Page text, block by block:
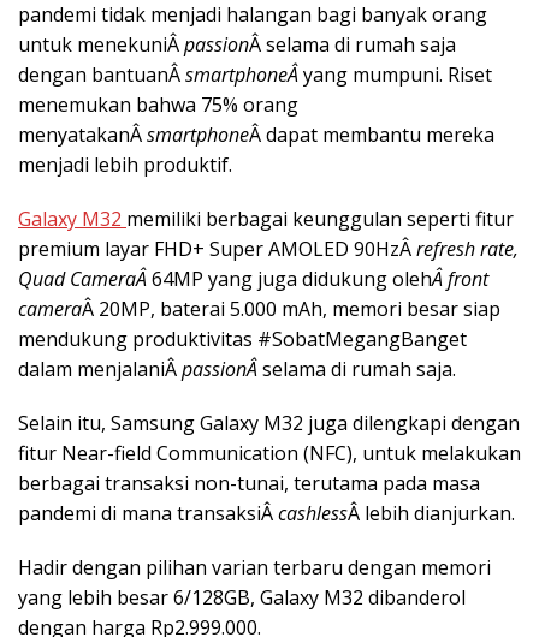
pandemi tidak menjadi halangan bagi banyak orang
untuk menekuniÂpassionÂ selama di rumah saja
dengan bantuanÂsmartphoneÂyang mumpuni. Riset
menemukan bahwa 75% orang
menyatakanÂsmartphoneÂ dapat membantu mereka
menjadi lebih produktif.
Galaxy M32 memiliki berbagai keunggulan seperti fitur
premium layar FHD+ Super AMOLED 90HzÂrefresh rate,
Quad CameraÂ64MP yang juga didukung olehÂ front
cameraÂ 20MP, baterai 5.000 mAh, memori besar siap
mendukung produktivitas #SobatMegangBanget
dalam menjalaniÂpassionÂselama di rumah saja.
Selain itu, Samsung Galaxy M32 juga dilengkapi dengan
fitur Near-field Communication (NFC), untuk melakukan
berbagai transaksi non-tunai, terutama pada masa
pandemi di mana transaksiÂcashlessÂ lebih dianjurkan.
Hadir dengan pilihan varian terbaru dengan memori
yang lebih besar 6/128GB, Galaxy M32 dibanderol
dengan harga Rp2.999.000.